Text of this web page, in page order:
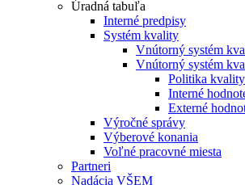
Úradná tabuľa
Interné predpisy
Systém kvality
Vnútorný systém
Vnútorný systém
Politika kvality
Interné
Externé
Výročné správy
Výberové konania
Voľné pracovné miesta
Partneri
Nadácia VŠEM